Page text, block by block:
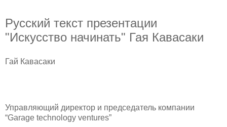
Русский текст презентации
"Искусство начинать" Гая Кавасаки
Гай Кавасаки
Управляющий директор и председатель компании
“Garage technology ventures”